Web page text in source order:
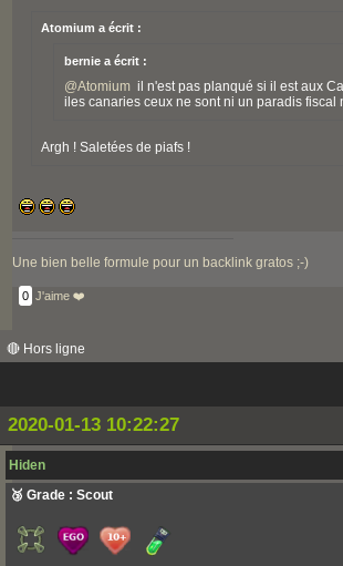
Atomium a écrit :
bernie a écrit :
@Atomiumil n'est pas planqué si il est aux
iles canaries ceux ne sont ni un paradis fiscal
Argh ! Saletées de piafs !
Une bien belle formule pour un backlink gratos ;-)
0 J'aime ❤️
🔴 Hors ligne
2020-01-13 10:22:27
Hiden
🥉 Grade : Scout